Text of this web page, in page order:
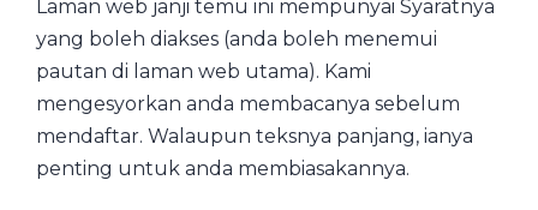
Laman web janji temu ini mempunyai Syaratnya
yang boleh diakses (anda boleh menemui
pautan di laman web utama). Kami
mengesyorkan anda membacanya sebelum
mendaftar. Walaupun teksnya panjang, ianya
penting untuk anda membiasakannya.